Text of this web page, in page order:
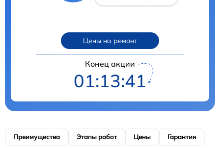
Цены на ремонт
Конец акции
01:13:40
Преимущества Этапы работ Цены Гарантия